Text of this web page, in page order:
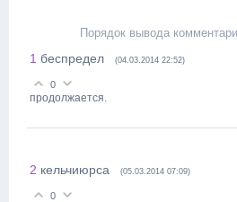
Порядок вывода
1 беспредел (04.03.2014 22:52)
0
продолжается.
2 кельчиюрса (05.03.2014 07:09)
0